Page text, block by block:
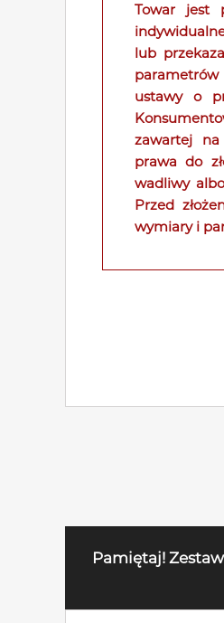
Towar jest
lub
ustawy o
zawartej na
prawa do
wadliwy
Przed
wymiary i
Pamiętaj!